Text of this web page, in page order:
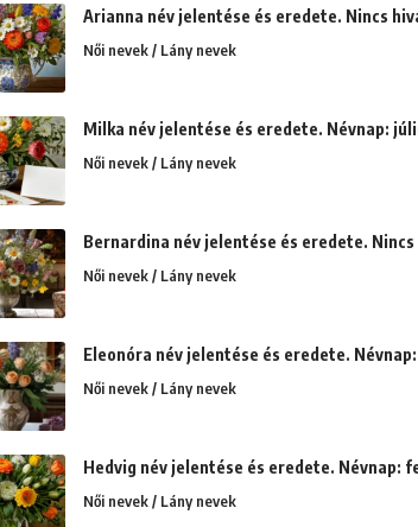
Arianna név jelentése és eredete. Nincs
Női nevek / Lány nevek
Milka név jelentése és eredete. Névnap:
Női nevek / Lány nevek
Bernardina név jelentése és eredete.
Női nevek / Lány nevek
Eleonóra név jelentése és eredete.
Női nevek / Lány nevek
Hedvig név jelentése és eredete. Névnap:
Női nevek / Lány nevek